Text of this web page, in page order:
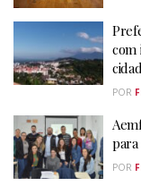
com
POR
POR